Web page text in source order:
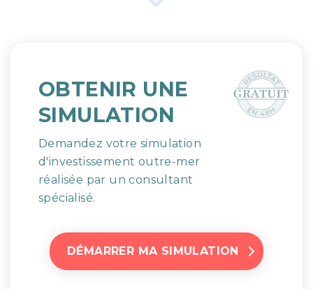
OBTENIR UNE
SIMULATION
Demandez votre simulation
d'investissement outre-mer
réalisée par un consultant
spécialisé.
DÉMARRER MA SIMULATION